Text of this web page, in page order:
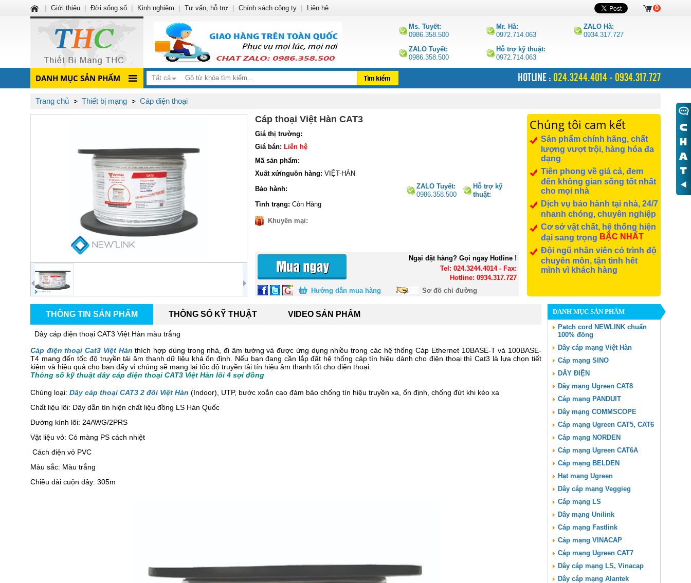
Ms. Tuyết:
0986.358.500
Mr. Hà:
0972.714.063
ZALO Hà:
0934.317.727
ZALO Tuyết:
0986.358.500
Hỗ trợ kỹ thuật:
0972.714.063
DANH MỤC SẢN PHẨM Tất cả HOTLINE : 024.3244.4014 - 0934.317.727
Trang chủ Thiết bị mạng Cáp điện thoại
Cáp thoại Việt Hàn CAT3
Giá thị trường:
Giá bán: Liên hệ
Mã sản phẩm:
Xuất xứ/nguồn hàng: VIỆT-HÀN
ZALO Tuyết:
0986.358.500
Hỗ trợ kỹ
thuật:
Bảo hành:
Tình trạng: Còn Hàng
Khuyến mại:
Ngại đặt hàng? Gọi ngay Hotline !
Tel: 024.3244.4014 - Fax:
Hotline: 0934.317.727
Hướng dẫn mua hàng
Sơ đồ chỉ đường
Chúng tôi cam kết
Sản phẩm chính hãng, chất
lượng vượt trội, hàng hóa đa
dạng
Tiên phong về giá cả, đem
đến không gian sống tốt nhất
cho mọi nhà
Dịch vụ bảo hành tại nhà, 24/7
nhanh chóng, chuyên nghiệp
Cơ sở vật chất, hệ thống hiện
đại sang trọng BẬC NHẤT
Đội ngũ nhân viên có trình độ
chuyên môn, tận tình hết
mình vì khách hàng
THÔNG TIN SẢN PHẨM THÔNG SỐ KỸ THUẬT VIDEO SẢN PHẨM
Dây cáp điện thoại CAT3 Việt Hàn màu trắng
Cáp điện thoại Cat3 Việt Hàn thích hợp dùng trong nhà, đi âm tường và được ứng dụng nhiều trong các hệ thống Cáp Ethernet 10BASE-T và 100BASE-
T4 mang đến tốc độ truyền tải âm thanh dữ liệu khá ổn định. Nếu bạn đang cần lắp đăt hệ thống cáp tín hiệu dành cho điện thoại thì Cat3 là lựa chọn tiết
kiệm và hiệu quả cho bạn đấy vì chúng sẽ mang lại tốc độ truyền tải tín hiệu âm thanh tốt cho điện thoại.
Thông số kỹ thuật dây cáp điện thoại CAT3 Việt Hàn lõi 4 sợi đồng
Chủng loại: Dây cáp thoại CAT3 2 đôi Việt Hàn (Indoor), UTP, bước xoắn cao đảm bảo chống tín hiệu truyền xa, ổn định, chống đứt khi kéo xa
Chất liệu lõi: Dây dẫn tín hiện chất liệu đồng LS Hàn Quốc
Đường kính lõi: 24AWG/2PRS
Vật liệu vỏ: Có màng PS cách nhiệt
Cách điện vỏ PVC
Màu sắc: Màu trắng
Chiều dài cuộn dây: 305m
DANH MỤC SẢN PHẨM
Patch cord NEWLINK chuẩn
100% đồng
Dây cáp mạng Việt Hàn
Cáp mạng SINO
DÂY ĐIỆN
Dây mạng Ugreen CAT8
Cáp mạng PANDUIT
Dây mạng COMMSCOPE
Cáp mạng Ugreen CAT5, CAT6
Cáp mạng NORDEN
Cáp mạng Ugreen CAT6A
Cáp mạng BELDEN
Hạt mạng Ugreen
Dây cáp mạng Veggieg
Cáp mạng LS
Dây mạng Unilink
Cáp mạng Fastlink
Cáp mạng VINACAP
Cáp mạng Ugreen CAT7
Dây cáp mạng LS, Vinacap
Dây cáp mạng Alantek
0
Giới thiệu Đời sống số Kinh nghiệm Tư vấn, hỗ trợ Chính sách công ty Liên hệ